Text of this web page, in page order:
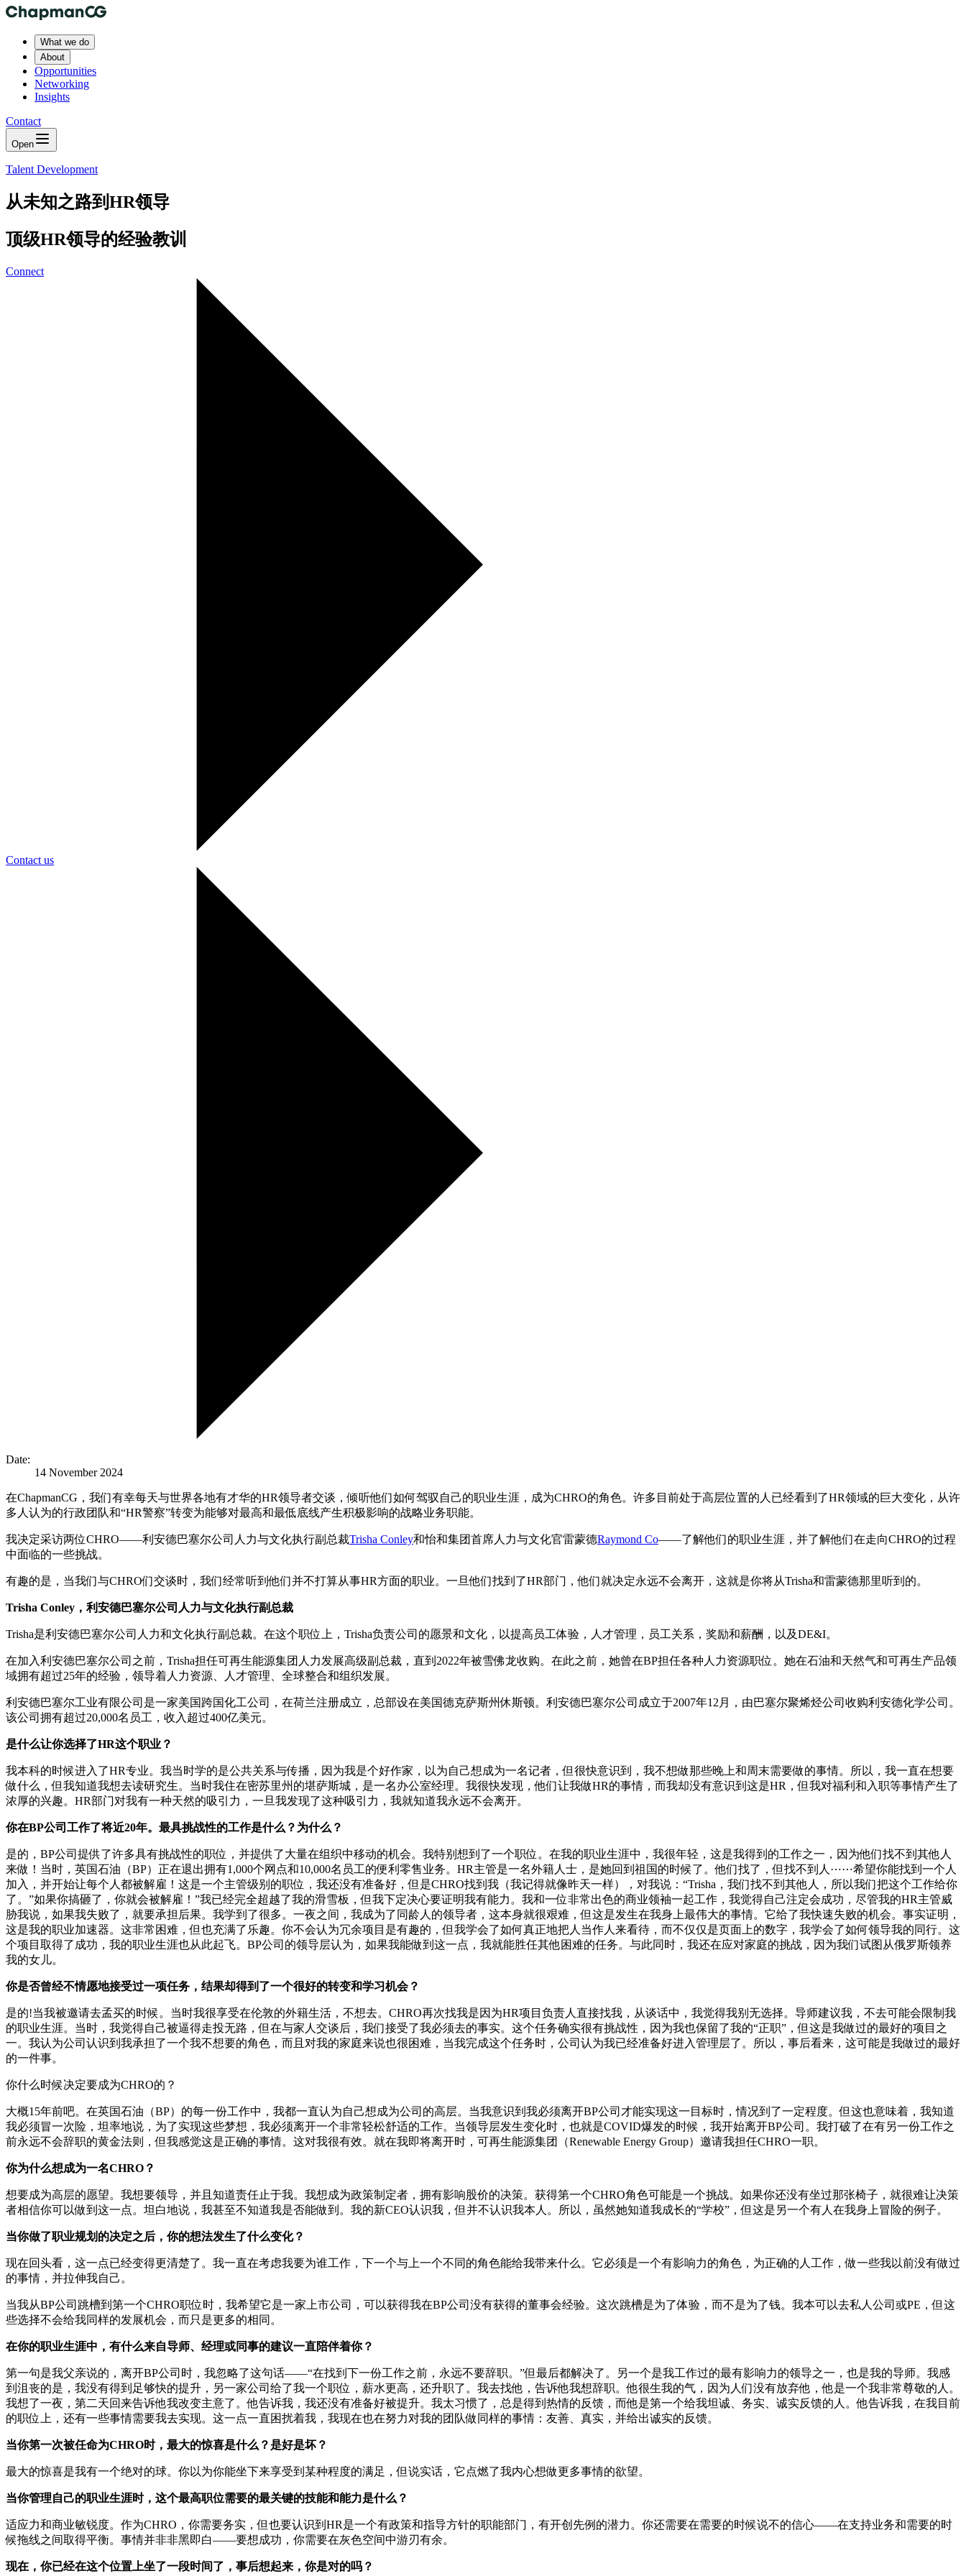
What we do
About
Opportunities
Networking
Insights
Contact
Open
Talent Development
从未知之路到HR领导
顶级HR领导的经验教训
Connect
Contact us
Date:
14 November 2024
在ChapmanCG，我们有幸每天与世界各地有才华的HR领导者交谈，倾听他们如何驾驭自己的职业生涯，成为CHRO的角色。许多目前处于高层位置的人已经看到了HR领域的巨大变化，从许
多人认为的行政团队和“HR警察”转变为能够对最高和最低底线产生积极影响的战略业务职能。
我决定采访两位CHRO——利安德巴塞尔公司人力与文化执行副总裁Trisha Conley和怡和集团首席人力与文化官雷蒙德Raymond Co——了解他们的职业生涯，并了解他们在走向CHRO的过程
中面临的一些挑战。
有趣的是，当我们与CHRO们交谈时，我们经常听到他们并不打算从事HR方面的职业。一旦他们找到了HR部门，他们就决定永远不会离开，这就是你将从Trisha和雷蒙德那里听到的。
Trisha Conley，利安德巴塞尔公司人力与文化执行副总裁
Trisha是利安德巴塞尔公司人力和文化执行副总裁。在这个职位上，Trisha负责公司的愿景和文化，以提高员工体验，人才管理，员工关系，奖励和薪酬，以及DE&I。
在加入利安德巴塞尔公司之前，Trisha担任可再生能源集团人力发展高级副总裁，直到2022年被雪佛龙收购。在此之前，她曾在BP担任各种人力资源职位。她在石油和天然气和可再生产品领
域拥有超过25年的经验，领导着人力资源、人才管理、全球整合和组织发展。
利安德巴塞尔工业有限公司是一家美国跨国化工公司，在荷兰注册成立，总部设在美国德克萨斯州休斯顿。利安德巴塞尔公司成立于2007年12月，由巴塞尔聚烯烃公司收购利安德化学公司。
该公司拥有超过20,000名员工，收入超过400亿美元。
是什么让你选择了HR这个职业？
我本科的时候进入了HR专业。我当时学的是公共关系与传播，因为我是个好作家，以为自己想成为一名记者，但很快意识到，我不想做那些晚上和周末需要做的事情。所以，我一直在想要
做什么，但我知道我想去读研究生。当时我住在密苏里州的堪萨斯城，是一名办公室经理。我很快发现，他们让我做HR的事情，而我却没有意识到这是HR，但我对福利和入职等事情产生了
浓厚的兴趣。HR部门对我有一种天然的吸引力，一旦我发现了这种吸引力，我就知道我永远不会离开。
你在BP公司工作了将近20年。最具挑战性的工作是什么？为什么？
是的，BP公司提供了许多具有挑战性的职位，并提供了大量在组织中移动的机会。我特别想到了一个职位。在我的职业生涯中，我很年轻，这是我得到的工作之一，因为他们找不到其他人
来做！当时，英国石油（BP）正在退出拥有1,000个网点和10,000名员工的便利零售业务。HR主管是一名外籍人士，是她回到祖国的时候了。他们找了，但找不到人⋯⋯希望你能找到一个人
加入，并开始让每个人都被解雇！这是一个主管级别的职位，我还没有准备好，但是CHRO找到我（我记得就像昨天一样），对我说：“Trisha，我们找不到其他人，所以我们把这个工作给你
了。”如果你搞砸了，你就会被解雇！”我已经完全超越了我的滑雪板，但我下定决心要证明我有能力。我和一位非常出色的商业领袖一起工作，我觉得自己注定会成功，尽管我的HR主管威
胁我说，如果我失败了，就要承担后果。我学到了很多。一夜之间，我成为了同龄人的领导者，这本身就很艰难，但这是发生在我身上最伟大的事情。它给了我快速失败的机会。事实证明，
这是我的职业加速器。这非常困难，但也充满了乐趣。你不会认为冗余项目是有趣的，但我学会了如何真正地把人当作人来看待，而不仅仅是页面上的数字，我学会了如何领导我的同行。这
个项目取得了成功，我的职业生涯也从此起飞。BP公司的领导层认为，如果我能做到这一点，我就能胜任其他困难的任务。与此同时，我还在应对家庭的挑战，因为我们试图从俄罗斯领养
我的女儿。
你是否曾经不情愿地接受过一项任务，结果却得到了一个很好的转变和学习机会？
是的!当我被邀请去孟买的时候。当时我很享受在伦敦的外籍生活，不想去。CHRO再次找我是因为HR项目负责人直接找我，从谈话中，我觉得我别无选择。导师建议我，不去可能会限制我
的职业生涯。当时，我觉得自己被逼得走投无路，但在与家人交谈后，我们接受了我必须去的事实。这个任务确实很有挑战性，因为我也保留了我的“正职”，但这是我做过的最好的项目之
一。我认为公司认识到我承担了一个我不想要的角色，而且对我的家庭来说也很困难，当我完成这个任务时，公司认为我已经准备好进入管理层了。所以，事后看来，这可能是我做过的最好
的一件事。
你什么时候决定要成为CHRO的？
大概15年前吧。在英国石油（BP）的每一份工作中，我都一直认为自己想成为公司的高层。当我意识到我必须离开BP公司才能实现这一目标时，情况到了一定程度。但这也意味着，我知道
我必须冒一次险，坦率地说，为了实现这些梦想，我必须离开一个非常轻松舒适的工作。当领导层发生变化时，也就是COVID爆发的时候，我开始离开BP公司。我打破了在有另一份工作之
前永远不会辞职的黄金法则，但我感觉这是正确的事情。这对我很有效。就在我即将离开时，可再生能源集团（Renewable Energy Group）邀请我担任CHRO一职。
你为什么想成为一名CHRO？
想要成为高层的愿望。我想要领导，并且知道责任止于我。我想成为政策制定者，拥有影响股价的决策。获得第一个CHRO角色可能是一个挑战。如果你还没有坐过那张椅子，就很难让决策
者相信你可以做到这一点。坦白地说，我甚至不知道我是否能做到。我的新CEO认识我，但并不认识我本人。所以，虽然她知道我成长的“学校”，但这是另一个有人在我身上冒险的例子。
当你做了职业规划的决定之后，你的想法发生了什么变化？
现在回头看，这一点已经变得更清楚了。我一直在考虑我要为谁工作，下一个与上一个不同的角色能给我带来什么。它必须是一个有影响力的角色，为正确的人工作，做一些我以前没有做过
的事情，并拉伸我自己。
当我从BP公司跳槽到第一个CHRO职位时，我希望它是一家上市公司，可以获得我在BP公司没有获得的董事会经验。这次跳槽是为了体验，而不是为了钱。我本可以去私人公司或PE，但这
些选择不会给我同样的发展机会，而只是更多的相同。
在你的职业生涯中，有什么来自导师、经理或同事的建议一直陪伴着你？
第一句是我父亲说的，离开BP公司时，我忽略了这句话——“在找到下一份工作之前，永远不要辞职。”但最后都解决了。另一个是我工作过的最有影响力的领导之一，也是我的导师。我感
到沮丧的是，我没有得到足够快的提升，另一家公司给了我一个职位，薪水更高，还升职了。我去找他，告诉他我想辞职。他很生我的气，因为人们没有放弃他，他是一个我非常尊敬的人。
我想了一夜，第二天回来告诉他我改变主意了。他告诉我，我还没有准备好被提升。我太习惯了，总是得到热情的反馈，而他是第一个给我坦诚、务实、诚实反馈的人。他告诉我，在我目前
的职位上，还有一些事情需要我去实现。这一点一直困扰着我，我现在也在努力对我的团队做同样的事情：友善、真实，并给出诚实的反馈。
当你第一次被任命为CHRO时，最大的惊喜是什么？是好是坏？
最大的惊喜是我有一个绝对的球。你以为你能坐下来享受到某种程度的满足，但说实话，它点燃了我内心想做更多事情的欲望。
当你管理自己的职业生涯时，这个最高职位需要的最关键的技能和能力是什么？
适应力和商业敏锐度。作为CHRO，你需要务实，但也要认识到HR是一个有政策和指导方针的职能部门，有开创先例的潜力。你还需要在需要的时候说不的信心——在支持业务和需要的时
候拖线之间取得平衡。事情并非非黑即白——要想成功，你需要在灰色空间中游刃有余。
现在，你已经在这个位置上坐了一段时间了，事后想起来，你是对的吗？